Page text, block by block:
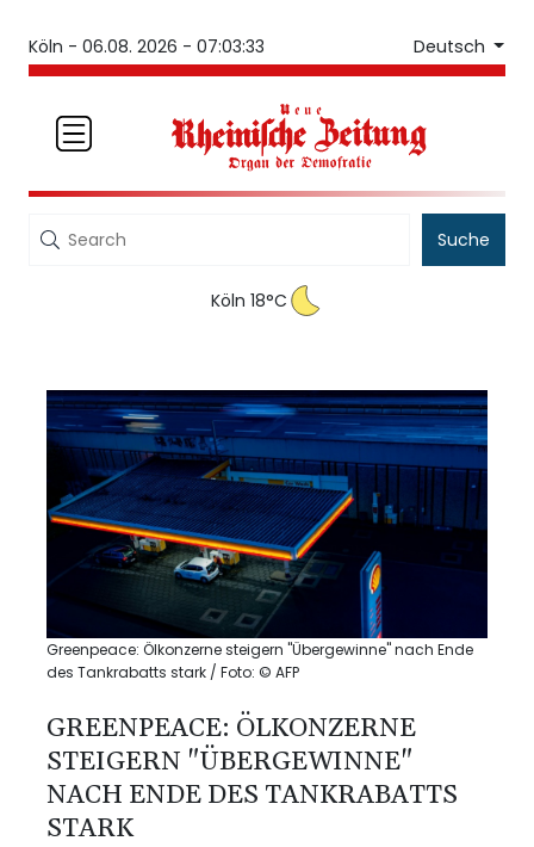
Köln - 06.08. 2026 - 07:03:33 Deutsch
Suche
Köln 18°C
Greenpeace: Ölkonzerne steigern "Übergewinne" nach Ende
des Tankrabatts stark / Foto: © AFP
GREENPEACE: ÖLKONZERNE
STEIGERN "ÜBERGEWINNE"
NACH ENDE DES TANKRABATTS
STARK